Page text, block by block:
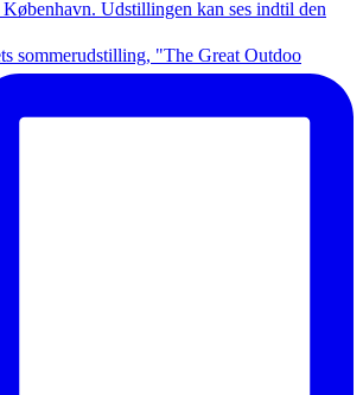
sommerudstilling, "The Great Outdoo